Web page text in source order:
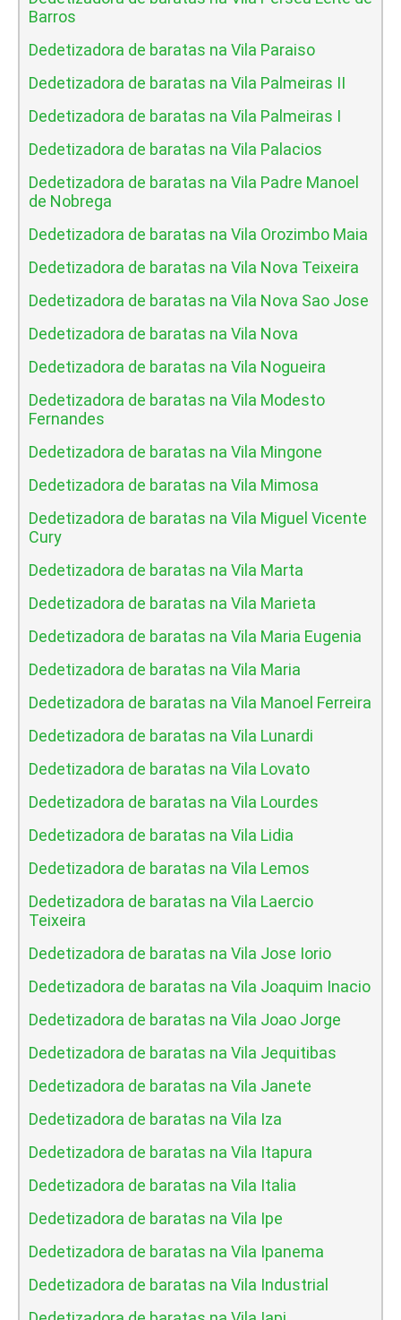
Barros
Dedetizadora de baratas na Vila Paraiso
Dedetizadora de baratas na Vila Palmeiras II
Dedetizadora de baratas na Vila Palmeiras I
Dedetizadora de baratas na Vila Palacios
Dedetizadora de baratas na Vila Padre Manoel
de Nobrega
Dedetizadora de baratas na Vila Orozimbo Maia
Dedetizadora de baratas na Vila Nova Teixeira
Dedetizadora de baratas na Vila Nova Sao Jose
Dedetizadora de baratas na Vila Nova
Dedetizadora de baratas na Vila Nogueira
Dedetizadora de baratas na Vila Modesto
Fernandes
Dedetizadora de baratas na Vila Mingone
Dedetizadora de baratas na Vila Mimosa
Dedetizadora de baratas na Vila Miguel Vicente
Cury
Dedetizadora de baratas na Vila Marta
Dedetizadora de baratas na Vila Marieta
Dedetizadora de baratas na Vila Maria Eugenia
Dedetizadora de baratas na Vila Maria
Dedetizadora de baratas na Vila Manoel Ferreira
Dedetizadora de baratas na Vila Lunardi
Dedetizadora de baratas na Vila Lovato
Dedetizadora de baratas na Vila Lourdes
Dedetizadora de baratas na Vila Lidia
Dedetizadora de baratas na Vila Lemos
Dedetizadora de baratas na Vila Laercio
Teixeira
Dedetizadora de baratas na Vila Jose Iorio
Dedetizadora de baratas na Vila Joaquim Inacio
Dedetizadora de baratas na Vila Joao Jorge
Dedetizadora de baratas na Vila Jequitibas
Dedetizadora de baratas na Vila Janete
Dedetizadora de baratas na Vila Iza
Dedetizadora de baratas na Vila Itapura
Dedetizadora de baratas na Vila Italia
Dedetizadora de baratas na Vila Ipe
Dedetizadora de baratas na Vila Ipanema
Dedetizadora de baratas na Vila Industrial